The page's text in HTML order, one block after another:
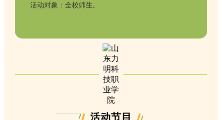
活动对象：全校师生。
活动节目